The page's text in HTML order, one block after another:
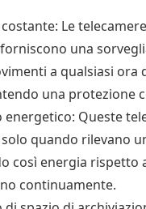
costante: Le
una
a qualsiasi ora
una protezione
energetico: Queste
quando rilevano
così energia rispetto
continuamente.